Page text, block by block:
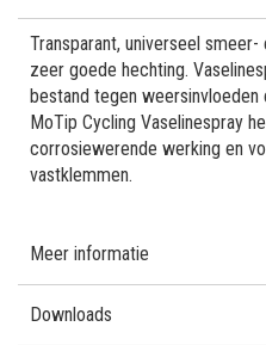
Transparant, universeel
zeer goede hechting.
bestand tegen weersinvloeden
MoTip Cycling Vaselinespray
corrosiewerende werking en
vastklemmen.
Meer informatie
Downloads